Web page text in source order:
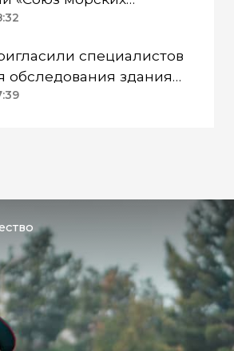
Югры вынесли
специалистов